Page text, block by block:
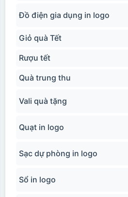
Đồ điện gia dụng in logo
Giỏ quà Tết
Rượu tết
Quà trung thu
Vali quà tặng
Quạt in logo
Sạc dự phòng in logo
Sổ in logo